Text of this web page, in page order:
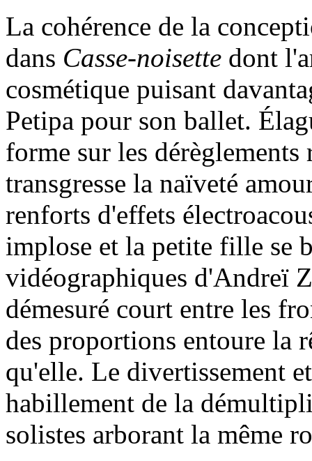
La cohérence de la
dans Casse-noisette dont
cosmétique puisant
Petipa pour son ballet.
forme sur les
transgresse la naïveté
renforts d'effets
implose et la petite fille se
vidéographiques d'Andreï
démesuré court entre les
des proportions entoure la
qu'elle. Le divertissement
habillement de la
solistes arborant la même